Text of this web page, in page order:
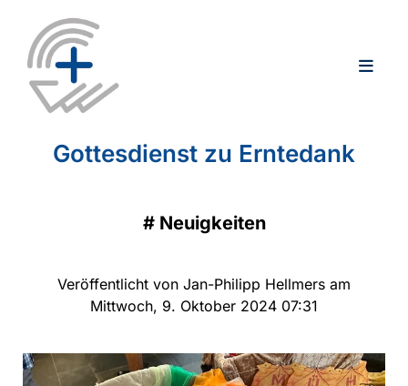
Gottesdienst zu Erntedank
# Neuigkeiten
Veröffentlicht von Jan-Philipp Hellmers am
Mittwoch, 9. Oktober 2024 07:31